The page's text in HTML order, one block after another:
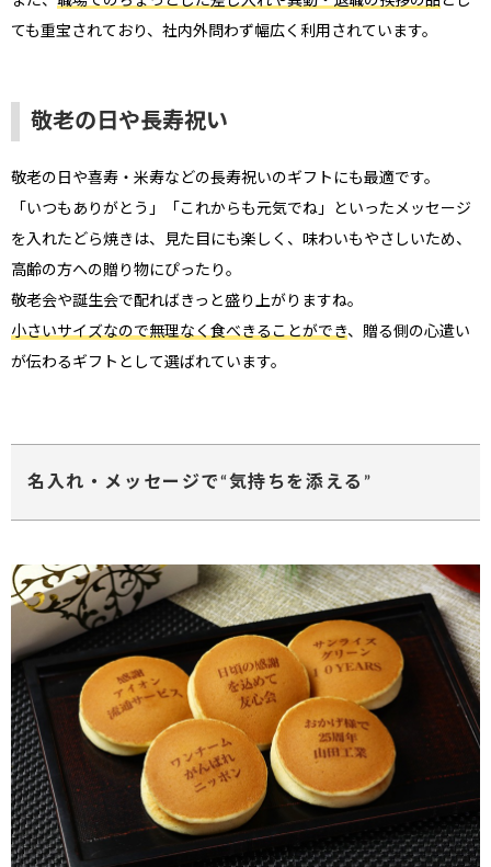
ても重宝されており、社内外問わず幅広く利用されています。
敬老の日や長寿祝い
敬老の日や喜寿・米寿などの長寿祝いのギフトにも最適です。
「いつもありがとう」「これからも元気でね」といったメッセージ
を入れたどら焼きは、見た目にも楽しく、味わいもやさしいため、
高齢の方への贈り物にぴったり。
敬老会や誕生会で配ればきっと盛り上がりますね。
小さいサイズなので無理なく食べきることができ、贈る側の心遣い
が伝わるギフトとして選ばれています。
名入れ・メッセージで“気持ちを添える”